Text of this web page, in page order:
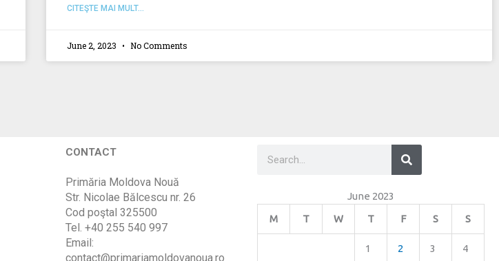
CITEŞTE MAI MULT...
June 2, 2023 No Comments
CONTACT
Primăria Moldova Nouă
Str. Nicolae Bălcescu nr. 26
Cod poştal 325500
Tel. +40 255 540 997
Email:
contact@primariamoldovanoua.ro
Search
June 2023
M
T W T F S S
1 2 3 4